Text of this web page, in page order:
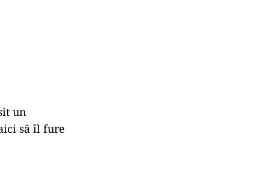
un
să îl fure